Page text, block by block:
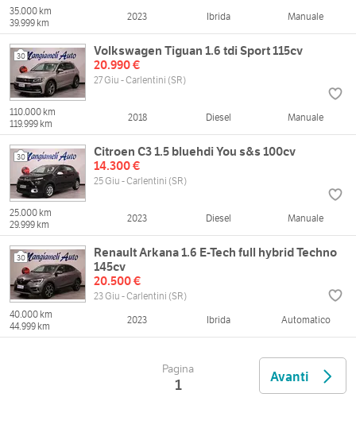
35.000 km
39.999 km
2023 Ibrida Manuale
30
Volkswagen Tiguan 1.6 tdi Sport 115cv
20.990 €
27 Giu - Carlentini (SR)
110.000 km
119.999 km
2018 Diesel Manuale
30
Citroen C3 1.5 bluehdi You s&s 100cv
14.300 €
25 Giu - Carlentini (SR)
25.000 km
29.999 km
2023 Diesel Manuale
30
Renault Arkana 1.6 E-Tech full hybrid Techno
145cv
20.500 €
23 Giu - Carlentini (SR)
40.000 km
44.999 km
2023 Ibrida Automatico
Pagina
1 Avanti